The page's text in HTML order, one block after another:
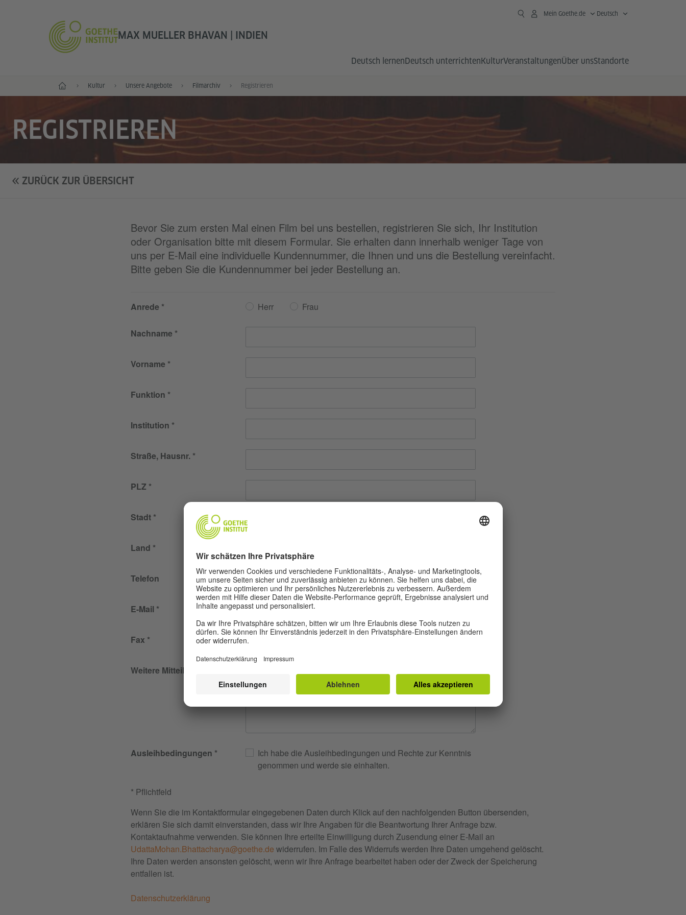
MAX MUELLER BHAVAN | INDIEN
Mein Goethe.de Deutsch
Deutsch lernenDeutsch unterrichtenKulturVeranstaltungenÜber unsStandorte
Start Kultur Unsere Angebote Filmarchiv Registrieren
REGISTRIEREN
ZURÜCK ZUR ÜBERSICHT
Bevor Sie zum ersten Mal einen Film bei uns bestellen, registrieren Sie sich, Ihr Institution
oder Organisation bitte mit diesem Formular. Sie erhalten dann innerhalb weniger Tage von
uns per E-Mail eine individuelle Kundennummer, die Ihnen und uns die Bestellung vereinfacht.
Bitte geben Sie die Kundennummer bei jeder Bestellung an.
Anrede Herr Frau
Nachname
Vorname
Funktion
Institution
Straße, Hausnr.
PLZ
Stadt
Land
Telefon
E-Mail
Fax
Weitere Mitteilungen
Ausleihbedingungen
Ich habe die Ausleihbedingungen und Rechte zur Kenntnis
genommen und werde sie einhalten.
* Pflichtfeld
Wenn Sie die im Kontaktformular eingegebenen Daten durch Klick auf den nachfolgenden Button übersenden,
erklären Sie sich damit einverstanden, dass wir Ihre Angaben für die Beantwortung Ihrer Anfrage bzw.
Kontaktaufnahme verwenden. Sie können Ihre erteilte Einwilligung durch Zusendung einer E-Mail an
UdattaMohan.Bhattacharya@goethe.de widerrufen. Im Falle des Widerrufs werden Ihre Daten umgehend gelöscht.
Ihre Daten werden ansonsten gelöscht, wenn wir Ihre Anfrage bearbeitet haben oder der Zweck der Speicherung
entfallen ist.
Datenschutzerklärung